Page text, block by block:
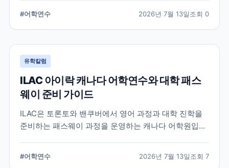
해야 할 주요 특징과 준비 사항을 정리했습니다.
#어학연수 2026년 7월 13일조회 0
유학칼럼
ILAC 아이락 캐나다 어학연수와 대학 패스
웨이 준비 가이드
ILAC은 토론토와 밴쿠버에서 영어 과정과 대학 진학을
준비하는 패스웨이 과정을 운영하는 캐나다 어학원입니
다.
#어학연수 2026년 7월 13일조회 7